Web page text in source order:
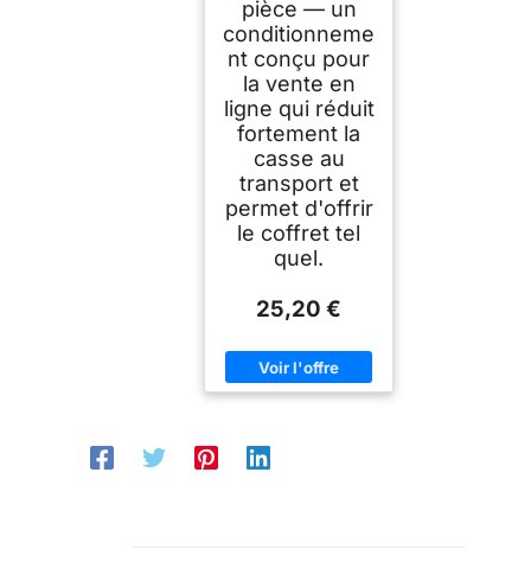
pièce — un
conditionneme
nt conçu pour
la vente en
ligne qui réduit
fortement la
casse au
transport et
permet d'offrir
le coffret tel
quel.
25,20 €